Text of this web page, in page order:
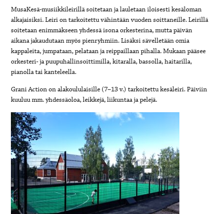
MusaKesä-musiikkileirillä soitetaan ja lauletaan iloisesti kesäloman
alkajaisiksi. Leiri on tarkoitettu vähintään vuoden soittaneille. Leirillä
soitetaan enimmäkseen yhdessä isona orkesterina, mutta päivän
aikana jakaudutaan myös pienryhmiin. Lisäksi sävelletään omia
kappaleita, jumpataan, pelataan ja reippaillaan pihalla. Mukaan pääsee
orkesteri- ja puupuhallinsoittimilla, kitaralla, bassolla, haitarilla,
pianolla tai kanteleella.
Grani Action on alakoululaisille (7–13 v.) tarkoitettu kesäleiri. Päiviin
kuuluu mm. yhdessäoloa, leikkejä, liikuntaa ja pelejä.